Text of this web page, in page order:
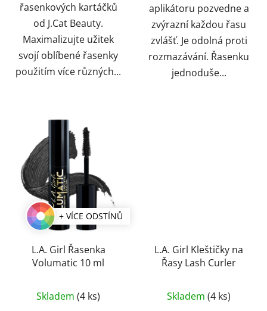
řasenkových kartáčků
od J.Cat Beauty.
Maximalizujte užitek
svojí oblíbené řasenky
použitím více různých...
aplikátoru pozvedne a
zvýrazní každou řasu
zvlášť. Je odolná proti
rozmazávání. Řasenku
jednoduše...
+ VÍCE ODSTÍNŮ
L.A. Girl Řasenka
Volumatic 10 ml
hodnocení
Skladem (4 ks)
L.A. Girl Kleštičky na
Řasy Lash Curler
Skladem (4 ks)